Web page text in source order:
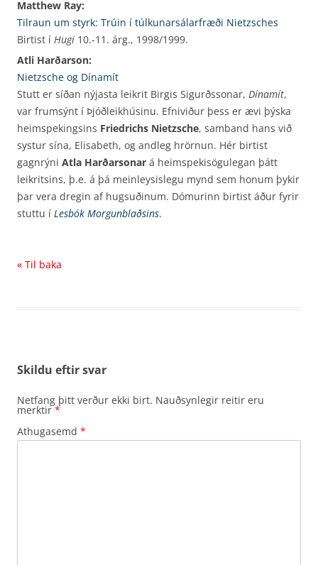
Matthew Ray:
Tilraun um styrk: Trúin í túlkunarsálarfræði Nietzsches
Birtist í Hugi 10.-11. árg., 1998/1999.
Atli Harðarson:
Nietzsche og Dínamít
Stutt er síðan nýjasta leikrit Birgis Sigurðssonar, Dínamít,
var frumsýnt í Þjóðleikhúsinu. Efniviður þess er ævi þýska
heimspekingsins Friedrichs Nietzsche, samband hans við
systur sína, Elisabeth, og andleg hrörnun. Hér birtist
gagnrýni Atla Harðarsonar á heimspekisögulegan þátt
leikritsins, þ.e. á þá meinleysislegu mynd sem honum þykir
þar vera dregin af hugsuðinum. Dómurinn birtist áður fyrir
stuttu í Lesbók Morgunblaðsins.
« Til baka
Skildu eftir svar
Netfang þitt verður ekki birt. Nauðsynlegir reitir eru
merktir*
Athugasemd *